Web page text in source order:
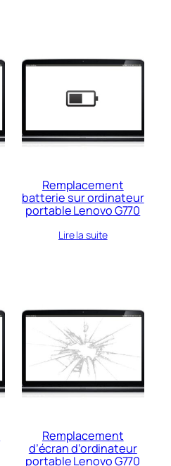
Remplacement
batterie sur ordinateur
portable Lenovo G770
Lire la suite
Remplacement
d’écran d’ordinateur
portable Lenovo G770